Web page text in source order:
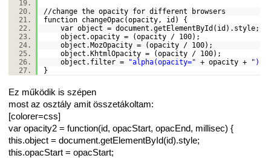
//change the opacity for different browsers
function changeOpac(opacity, id) {
var object =
object.opacity = (opacity / 100);
object.MozOpacity = (opacity / 100);
object.KhtmlOpacity = (opacity / 100);
object.filter =
"alpha(opacity=" + opacity + ")"
}
Ez működik is szépen
most az osztály amit összetákoltam:
[colorer=css]
var opacity2 = function(id, opacStart, opacEnd, millisec) {
this.object = document.getElementById(id).style;
this.opacStart = opacStart;